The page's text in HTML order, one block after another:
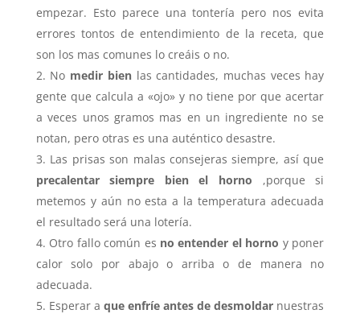
empezar. Esto parece una tontería pero nos evita
errores tontos de entendimiento de la receta, que
son los mas comunes lo creáis o no.
No medir bienlas cantidades, muchas veces hay
gente que calcula a «ojo» y no tiene por que acertar
a veces unos gramos mas en un ingrediente no se
notan, pero otras es una auténtico desastre.
Las prisas son malas consejeras siempre, así que
precalentar siempre bien el horno ,porque si
metemos y aún no esta a la temperatura adecuada
el resultado será una lotería.
Otro fallo común es no entender el horno y poner
calor solo por abajo o arriba o de manera no
adecuada.
Esperar a que enfríe antes de desmoldar nuestras